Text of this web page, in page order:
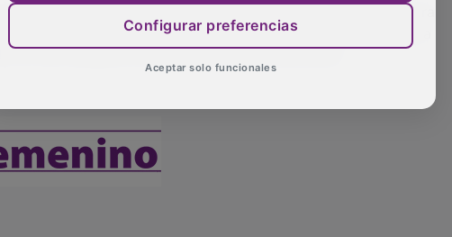
que confirma la progresión del equipo y que demuestra
La próxima jornada, el Chiloeches buscará dar continuidad a
en una categoría tan exigente como ilusionante.
Configurar preferencias
Aceptar solo funcionales